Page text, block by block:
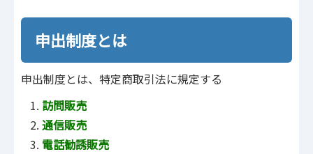
申出制度とは
申出制度とは、特定商取引法に規定する
訪問販売
通信販売
電話勧誘販売